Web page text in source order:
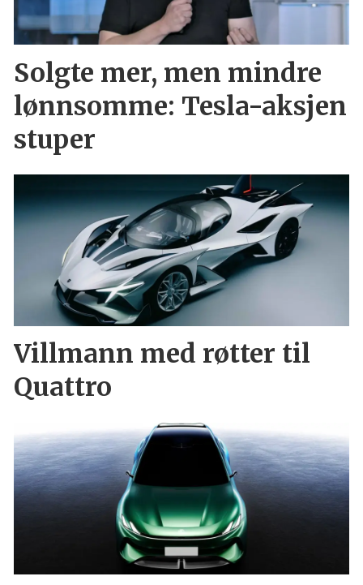
Solgte mer, men mindre
lønnsomme: Tesla-aksjen
stuper
Villmann med røtter til
Quattro